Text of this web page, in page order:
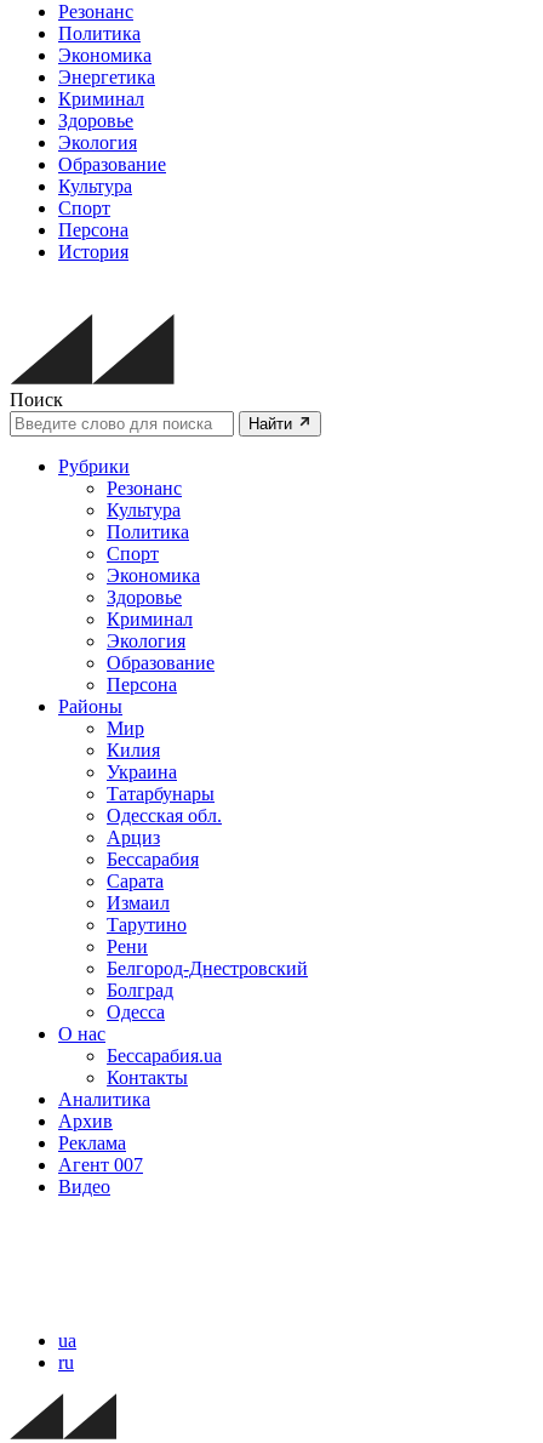
Резонанс
Политика
Экономика
Энергетика
Криминал
Здоровье
Экология
Образование
Культура
Спорт
Персона
История
Поиск
Найти
Рубрики
Резонанс
Культура
Политика
Спорт
Экономика
Здоровье
Криминал
Экология
Образование
Персона
Районы
Мир
Килия
Украина
Татарбунары
Одесская обл.
Арциз
Бессарабия
Сарата
Измаил
Тарутино
Рени
Белгород-Днестровский
Болград
Одесса
О нас
Бессарабия.ua
Контакты
Аналитика
Архив
Реклама
Агент 007
Видео
ua
ru